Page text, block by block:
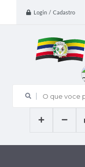
Login / Cadastro
O que voce procura?